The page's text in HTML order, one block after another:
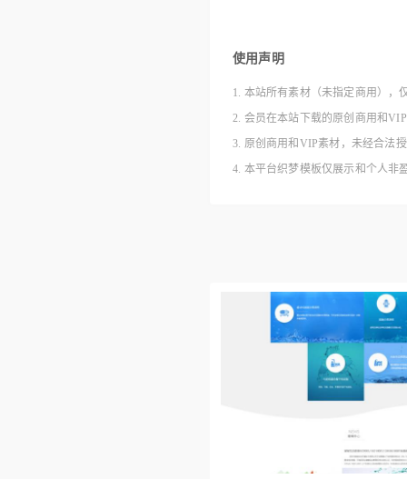
使用声明
1. 本站所有素材（未指定商用），
2. 会员在本站下载的原创商用和
3. 原创商用和VIP素材，未经合法
4. 本平台织梦模板仅展示和个人非